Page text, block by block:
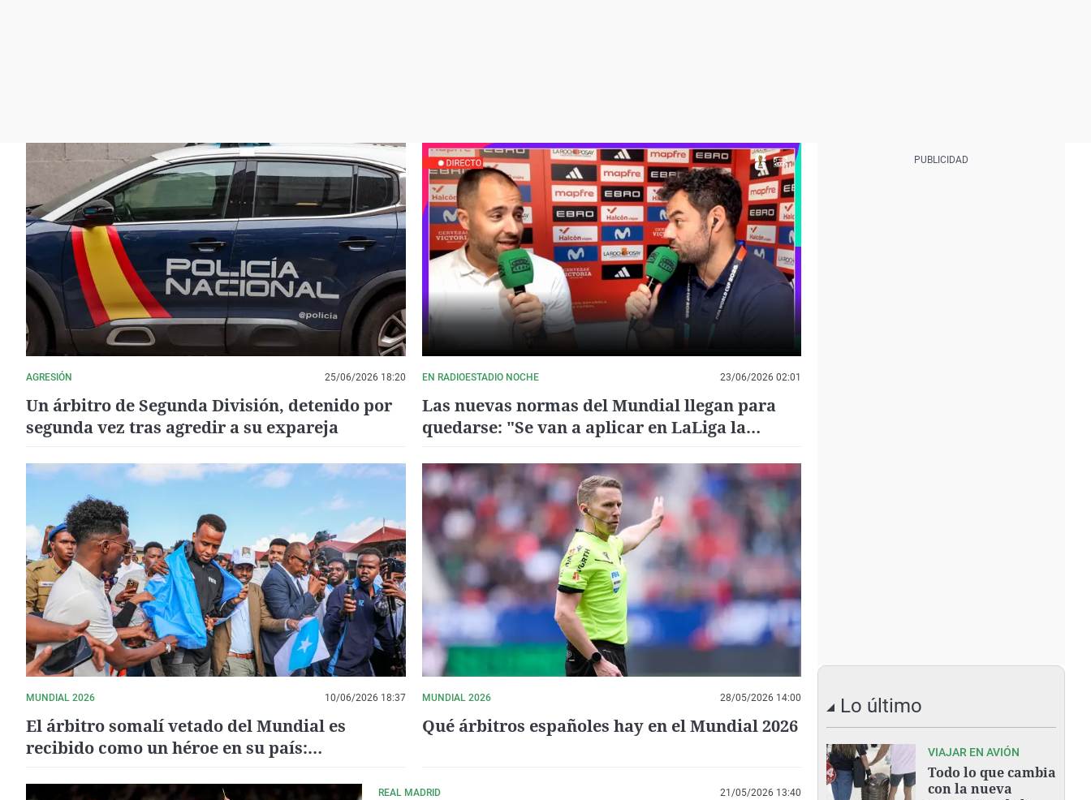
AGRESIÓN 25/06/2026 18:20
Un árbitro de Segunda División, detenido por
segunda vez tras agredir a su expareja
EN RADIOESTADIO NOCHE 23/06/2026 02:01
Las nuevas normas del Mundial llegan para
quedarse: "Se van a aplicar en LaLiga la
MUNDIAL 2026 10/06/2026 18:37
El árbitro somalí vetado del Mundial es
recibido como un héroe en su país:
MUNDIAL 2026 28/05/2026 14:00
Qué árbitros españoles hay en el Mundial 2026
REAL MADRID 21/05/2026 13:40
Lo último
VIAJAR EN AVIÓN
Todo lo que cambia
con la nueva